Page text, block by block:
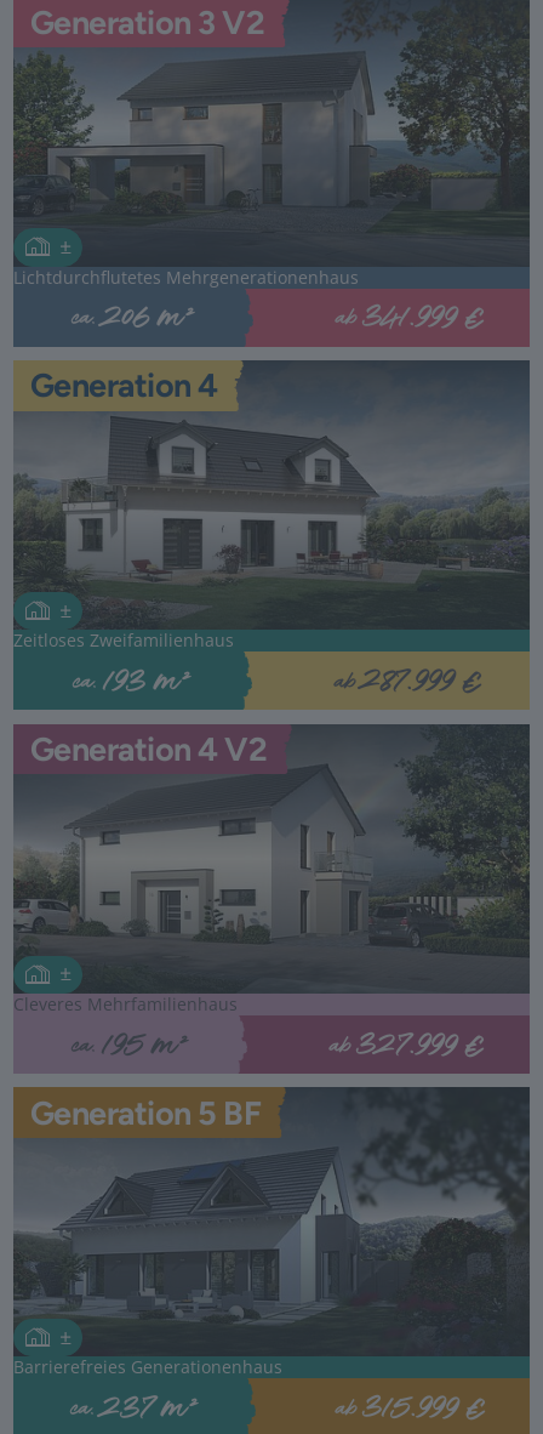
Generation 3 V2
Lichtdurchflutetes Mehrgenerationenhaus
ca.206 m² ab341.999 €
Generation 4
Zeitloses Zweifamilienhaus
ca.193 m² ab287.999 €
Generation 4 V2
Cleveres Mehrfamilienhaus
ca.195 m² ab327.999 €
Generation 5 BF
Barrierefreies Generationenhaus
ca.237 m² ab315.999 €